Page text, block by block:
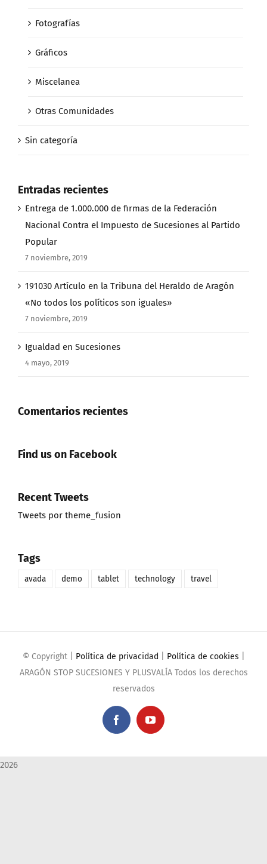
Fotografías
Gráficos
Miscelanea
Otras Comunidades
Sin categoría
Entradas recientes
Entrega de 1.000.000 de firmas de la Federación
Nacional Contra el Impuesto de Sucesiones al Partido
Popular
7 noviembre, 2019
191030 Artículo en la Tribuna del Heraldo de Aragón
«No todos los políticos son iguales»
7 noviembre, 2019
Igualdad en Sucesiones
4 mayo, 2019
Comentarios recientes
Find us on Facebook
Recent Tweets
Tweets por theme_fusion
Tags
avada demo tablet technology travel
© Copyright Política de privacidad Política de cookies
ARAGÓN STOP SUCESIONES Y PLUSVALÍA Todos los derechos
reservados
FacebookYouTube
2026